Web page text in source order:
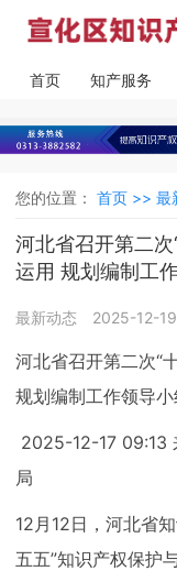
首页 知产服务
您的位置： 首页 >> 最
河北省召开第二
运用 规划编制工
最新动态 2025-12-
河北省召开第二次“
规划编制工作领导
2025-12-17 09:13
局
12月12日，河北省
五五”知识产权保护